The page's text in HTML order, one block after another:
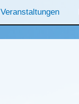
Veranstaltungen